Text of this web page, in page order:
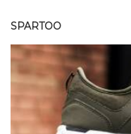
SPARTOO